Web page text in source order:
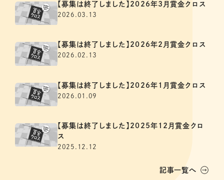
【募集は終了しました】2026年3月賞金クロス
2026.03.13
【募集は終了しました】2026年2月賞金クロス
2026.02.13
【募集は終了しました】2026年1月賞金クロス
2026.01.09
【募集は終了しました】2025年12月賞金クロ
ス
2025.12.12
記事一覧へ